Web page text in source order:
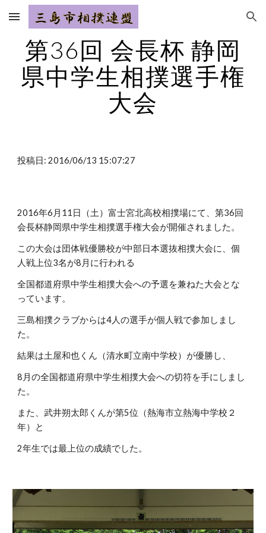
Skip to main content Skip to navigation
第36回 会長杯 静岡
県中学生相撲選手権
大会
投稿日: 2016/06/13 15:07:27
2016年6月11日（土）富士宮北高校相撲場にて、第36回
会長杯静岡県中学生相撲選手権大会が開催されました。
この大会は団体戦優勝校が中部日本選抜相撲大会に、個
人戦上位3名が8月に行われる
全国都道府県中学生相撲大会への予選を兼ねた大会とな
っています。
三島相撲クラブからは4人の選手が個人戦で参加しまし
た。
結果は土屋和也くん（清水町立南中学校）が優勝し、
8月の全国都道府県中学生相撲大会への切符を手にしまし
た。
また、武井朔太郎くんが第5位（熱海市立熱海中学校２
年）と
2年生では最上位の成績でした。